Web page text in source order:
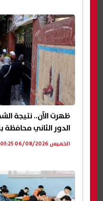
الدور الثاني
الخميس 06/08/2026 03:25 م